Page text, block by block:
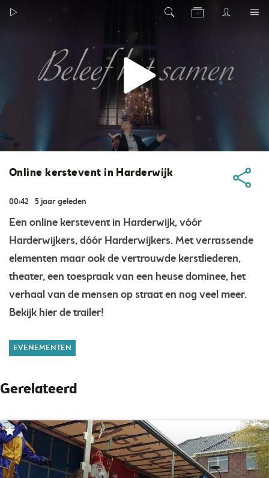
Online kerstevent in Harderwijk
00:42 5 jaar geleden
Een online kerstevent in Harderwijk, vóór
Harderwijkers, dóór Harderwijkers. Met verrassende
elementen maar ook de vertrouwde kerstliederen,
theater, een toespraak van een heuse dominee, het
verhaal van de mensen op straat en nog veel meer.
Bekijk hier de trailer!
EVENEMENTEN
Gerelateerd